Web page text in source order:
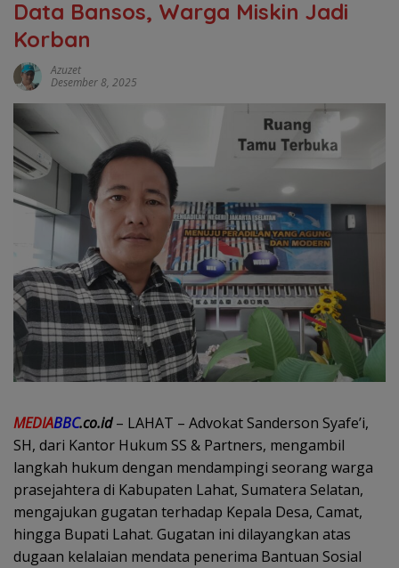
Data Bansos, Warga Miskin Jadi
Korban
Azuzet
Desember 8, 2025
MEDIABBC.co.id– LAHAT – Advokat Sanderson Syafe’i,
SH, dari Kantor Hukum SS & Partners, mengambil
langkah hukum dengan mendampingi seorang warga
prasejahtera di Kabupaten Lahat, Sumatera Selatan,
mengajukan gugatan terhadap Kepala Desa, Camat,
hingga Bupati Lahat. Gugatan ini dilayangkan atas
dugaan kelalaian mendata penerima Bantuan Sosial